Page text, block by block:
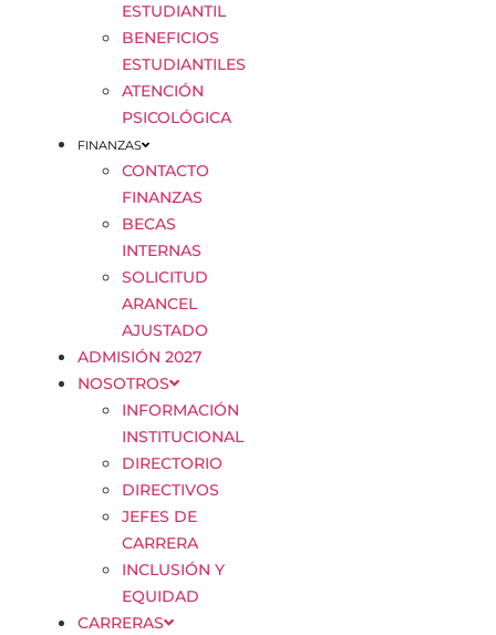
ESTUDIANTIL
BENEFICIOS
ESTUDIANTILES
ATENCIÓN
PSICOLÓGICA
FINANZAS
CONTACTO
FINANZAS
BECAS
INTERNAS
SOLICITUD
ARANCEL
AJUSTADO
ADMISIÓN 2027
NOSOTROS
INFORMACIÓN
INSTITUCIONAL
DIRECTORIO
DIRECTIVOS
JEFES DE
CARRERA
INCLUSIÓN Y
EQUIDAD
CARRERAS